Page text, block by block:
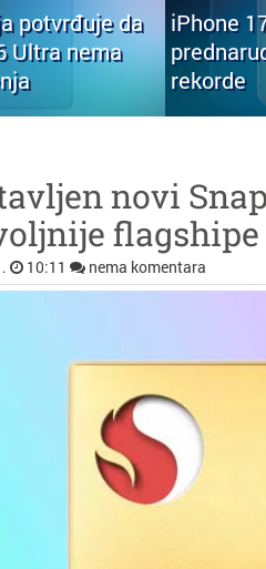
potvrđuje da
Ultra nema
iPhone
rekorde
novi
flagshipe
10:11 nema komentara